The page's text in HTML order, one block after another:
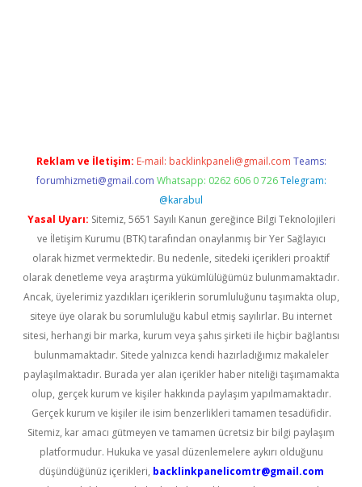
Reklam ve İletişim: E-mail: backlinkpaneli@gmail.com Teams:
forumhizmeti@gmail.com Whatsapp: 0262 606 0 726 Telegram:
@karabul
Yasal Uyarı: Sitemiz, 5651 Sayılı Kanun gereğince Bilgi Teknolojileri
ve İletişim Kurumu (BTK) tarafından onaylanmış bir Yer Sağlayıcı
olarak hizmet vermektedir. Bu nedenle, sitedeki içerikleri proaktif
olarak denetleme veya araştırma yükümlülüğümüz bulunmamaktadır.
Ancak, üyelerimiz yazdıkları içeriklerin sorumluluğunu taşımakta olup,
siteye üye olarak bu sorumluluğu kabul etmiş sayılırlar. Bu internet
sitesi, herhangi bir marka, kurum veya şahıs şirketi ile hiçbir bağlantısı
bulunmamaktadır. Sitede yalnızca kendi hazırladığımız makaleler
paylaşılmaktadır. Burada yer alan içerikler haber niteliği taşımamakta
olup, gerçek kurum ve kişiler hakkında paylaşım yapılmamaktadır.
Gerçek kurum ve kişiler ile isim benzerlikleri tamamen tesadüfidir.
Sitemiz, kar amacı gütmeyen ve tamamen ücretsiz bir bilgi paylaşım
platformudur. Hukuka ve yasal düzenlemelere aykırı olduğunu
düşündüğünüz içerikleri, backlinkpanelicomtr@gmail.com